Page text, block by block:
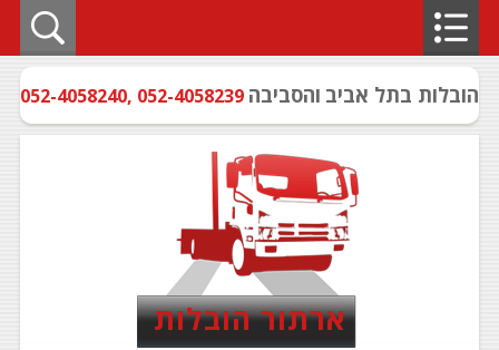
הובלות בתל אביב והסביבה 052-4058239
,
052-4058240
ארתור הובלות